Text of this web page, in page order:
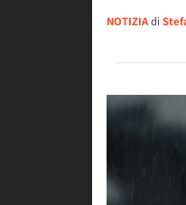
NOTIZIAdi